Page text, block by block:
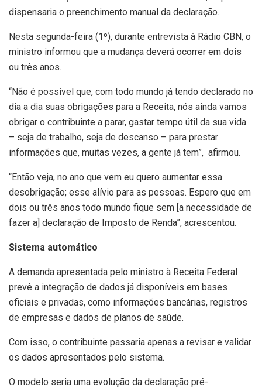
dispensaria o preenchimento manual da declaração.
Nesta segunda-feira (1º), durante entrevista à Rádio CBN, o
ministro informou que a mudança deverá ocorrer em dois
ou três anos.
“Não é possível que, com todo mundo já tendo declarado no
dia a dia suas obrigações para a Receita, nós ainda vamos
obrigar o contribuinte a parar, gastar tempo útil da sua vida
– seja de trabalho, seja de descanso – para prestar
informações que, muitas vezes, a gente já tem”, afirmou.
“Então veja, no ano que vem eu quero aumentar essa
desobrigação; esse alívio para as pessoas. Espero que em
dois ou três anos todo mundo fique sem [a necessidade de
fazer a] declaração de Imposto de Renda”, acrescentou.
Sistema automático
A demanda apresentada pelo ministro à Receita Federal
prevê a integração de dados já disponíveis em bases
oficiais e privadas, como informações bancárias, registros
de empresas e dados de planos de saúde.
Com isso, o contribuinte passaria apenas a revisar e validar
os dados apresentados pelo sistema.
O modelo seria uma evolução da declaração pré-